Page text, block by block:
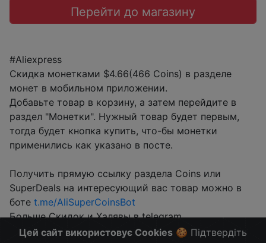
Перейти до магазину
#Aliexpress
Скидка монетками $4.66(466 Coins) в разделе
монет в мобильном приложении.
Добавьте товар в корзину, а затем перейдите в
раздел "Монетки". Нужный товар будет первым,
тогда будет кнопка купить, что-бы монетки
применились как указано в посте.
Получить прямую ссылку раздела Coins или
SuperDeals на интересующий вас товар можно в
боте t.me/AliSuperCoinsBot
Больше Скидок и Халявы в telegram
t.me/%2B8jHVizJO6XY3M2Qy
Цей сайт використовує Cookies 🍪 Підтвердіть